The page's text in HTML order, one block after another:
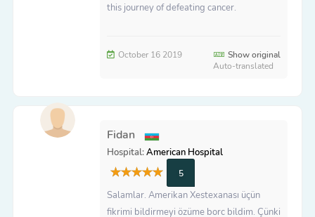
this journey of defeating cancer.
October 16 2019
Show original
Auto-translated
Fidan
Hospital:American Hospital
5
Salamlar. Amerikan Xestexanası üçün
fikrimi bildirmeyi özüme borc bildim. Çünki